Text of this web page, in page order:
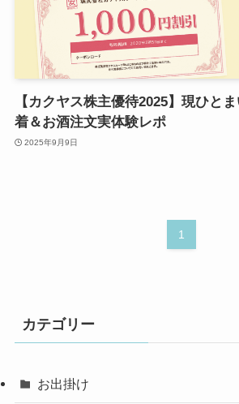
【カクヤス株主優待2025】現ひと
着＆お酒注文実体験レポ
2025年9月9日
1
カテゴリー
お出掛け